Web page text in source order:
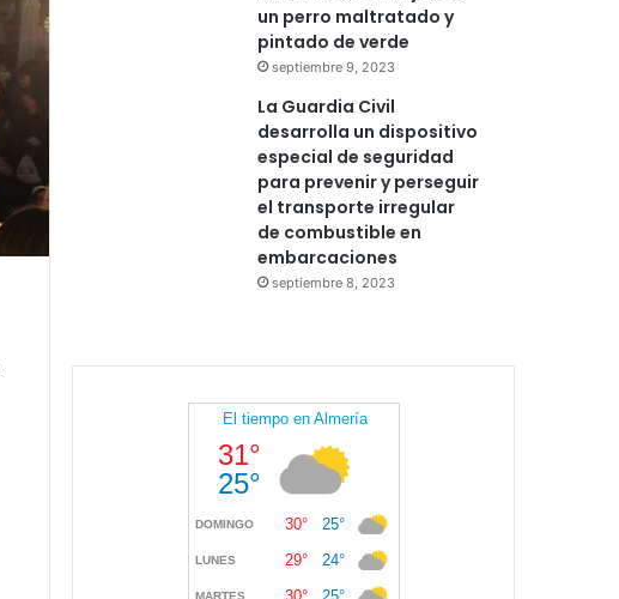
un perro maltratado y
pintado de verde
septiembre 9, 2023
La Guardia Civil
desarrolla un dispositivo
especial de seguridad
para prevenir y perseguir
el transporte irregular
de combustible en
embarcaciones
septiembre 8, 2023